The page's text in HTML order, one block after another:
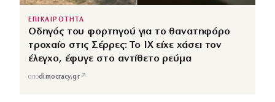
ΕΠΙΚΑΙΡΟΤΗΤΑ
Οδηγός του φορτηγού για το θανατηφόρο
τροχαίο στις Σέρρες: Το ΙΧ είχε χάσει τον
έλεγχο, έφυγε στο αντίθετο ρεύμα
απόdimocracy.gr↗